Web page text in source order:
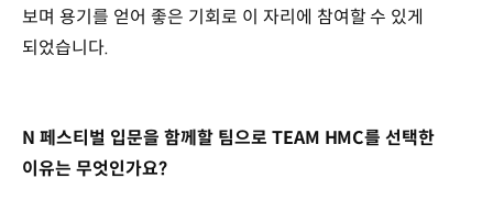
보며 용기를 얻어 좋은 기회로 이 자리에 참여할 수 있게
되었습니다.
N 페스티벌 입문을 함께할 팀으로 TEAM HMC를 선택한
이유는 무엇인가요?